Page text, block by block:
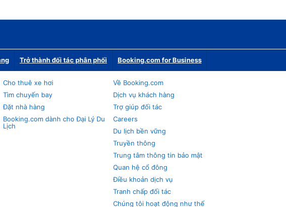
Trở thành đối tác phân phối Booking.com for Business
Cho thuê xe hơi
Tìm chuyến bay
Đặt nhà hàng
Booking.com dành cho Đại Lý Du
Lịch
Về Booking.com
Dịch vụ khách hàng
Trợ giúp đối tác
Careers
Du lịch bền vững
Truyền thông
Trung tâm thông tin bảo mật
Quan hệ cổ đông
Điều khoản dịch vụ
Tranh chấp đối tác
Chúng tôi hoạt động như thế